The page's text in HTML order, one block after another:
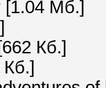
[1.04 Мб.]
Кб.]